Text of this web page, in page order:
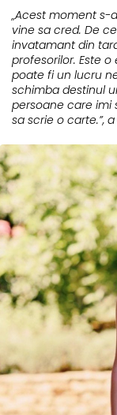
„Acest moment
vine sa cred. De
invatamant din
profesorilor. Este
poate fi un lucru
schimba destinul
persoane care imi
sa scrie o carte.”,